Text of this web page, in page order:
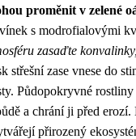
proměnit v zelené
s modrofialovými
zasaďte
střešní zase vnese do
Půdopokryvné rostliny
a chrání ji před erozí.
přirozený